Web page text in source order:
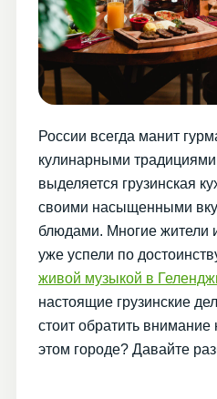
России всегда манит
кулинарными
выделяется грузинская
своими насыщенными
блюдами. Многие жители
уже успели по
живой музыкой в
настоящие грузинские
стоит обратить внимание
этом городе? Давайте